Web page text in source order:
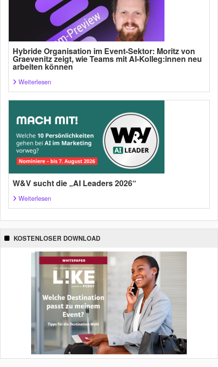
Hybride Organisation im Event-Sektor: Moritz von
Graevenitz zeigt, wie Teams mit AI-Kolleg:innen neu
arbeiten können
Weiterlesen
W&V sucht die „AI Leaders 2026“
Weiterlesen
KOSTENLOSER DOWNLOAD